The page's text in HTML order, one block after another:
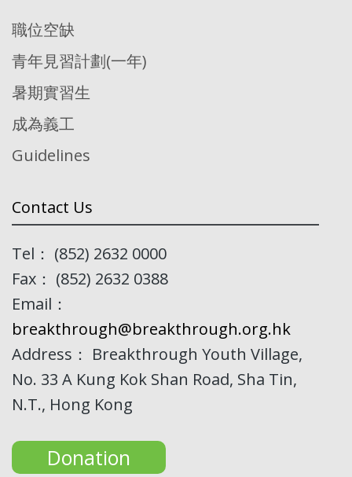
職位空缺
青年見習計劃(一年)
暑期實習生
成為義工
Guidelines
Contact Us
Tel： (852) 2632 0000
Fax： (852) 2632 0388
Email：
breakthrough@breakthrough.org.hk
Address： Breakthrough Youth Village,
No. 33 A Kung Kok Shan Road, Sha Tin,
N.T., Hong Kong
Donation